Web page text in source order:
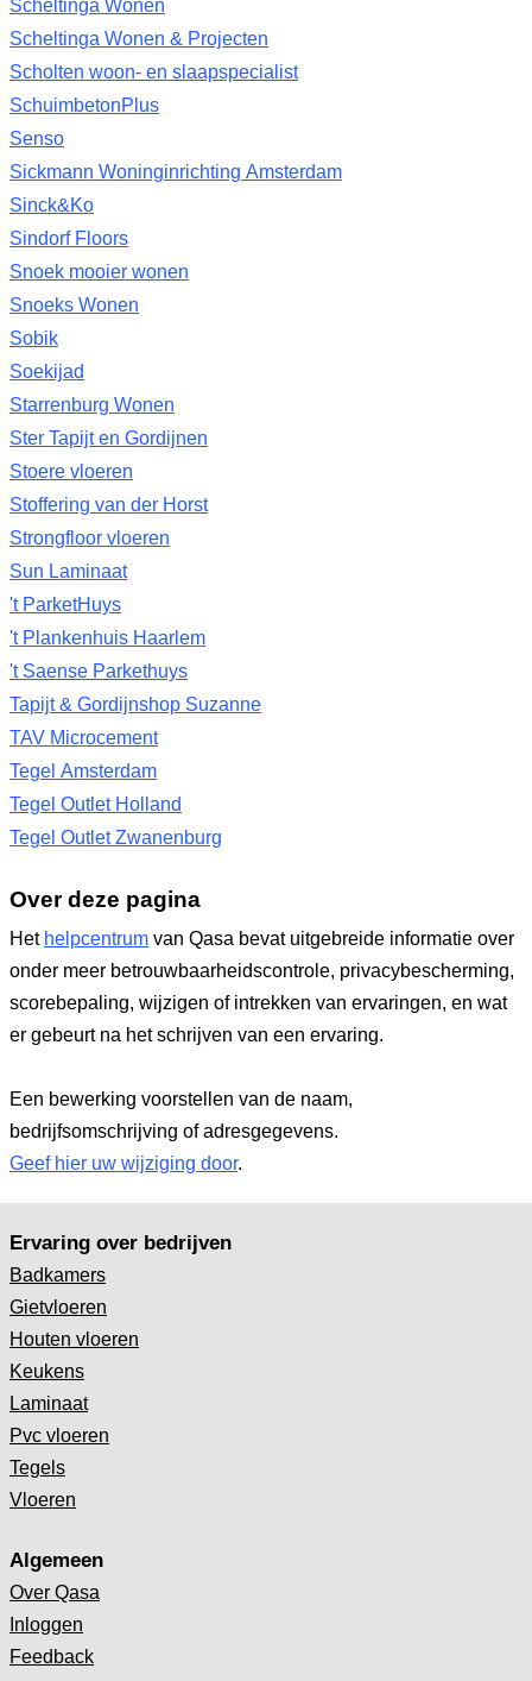
Scheltinga Wonen
Scheltinga Wonen & Projecten
Scholten woon- en slaapspecialist
SchuimbetonPlus
Senso
Sickmann Woninginrichting Amsterdam
Sinck&Ko
Sindorf Floors
Snoek mooier wonen
Snoeks Wonen
Sobik
Soekijad
Starrenburg Wonen
Ster Tapijt en Gordijnen
Stoere vloeren
Stoffering van der Horst
Strongfloor vloeren
Sun Laminaat
't ParketHuys
't Plankenhuis Haarlem
't Saense Parkethuys
Tapijt & Gordijnshop Suzanne
TAV Microcement
Tegel Amsterdam
Tegel Outlet Holland
Tegel Outlet Zwanenburg
Over deze pagina
Het helpcentrum van Qasa bevat uitgebreide informatie over
onder meer betrouwbaarheidscontrole, privacybescherming,
scorebepaling, wijzigen of intrekken van ervaringen, en wat
er gebeurt na het schrijven van een ervaring.
Een bewerking voorstellen van de naam,
bedrijfsomschrijving of adresgegevens.
Geef hier uw wijziging door.
Ervaring over bedrijven
Badkamers
Gietvloeren
Houten vloeren
Keukens
Laminaat
Pvc vloeren
Tegels
Vloeren
Algemeen
Over Qasa
Inloggen
Feedback